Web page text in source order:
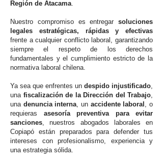
Región de Atacama.
Nuestro compromiso es entregar soluciones
legales estratégicas, rápidas y efectivas
frente a cualquier conflicto laboral, garantizando
siempre el respeto de los derechos
fundamentales y el cumplimiento estricto de la
normativa laboral chilena.
Ya sea que enfrentes un despido injustificado,
una fiscalización de la Dirección del Trabajo,
una denuncia interna, un accidente laboral , o
requieras asesoría preventiva para evitar
sanciones, nuestros abogados laborales en
Copiapó están preparados para defender tus
intereses con profesionalismo, experiencia y
una estrategia sólida.